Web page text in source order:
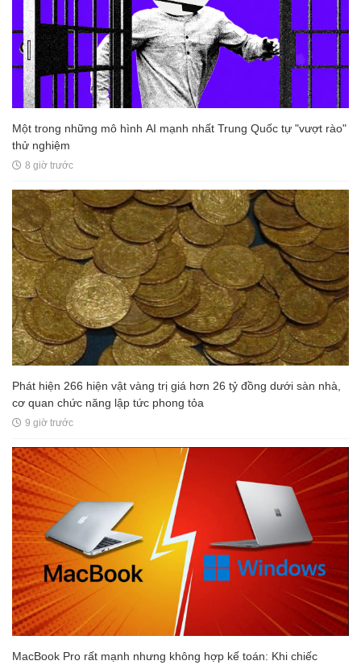
Một trong những mô hình AI mạnh nhất Trung Quốc tự "vượt rào"
thử nghiệm
8 giờ trước
Phát hiện 266 hiện vật vàng trị giá hơn 26 tỷ đồng dưới sàn nhà,
cơ quan chức năng lập tức phong tỏa
9 giờ trước
MacBook Pro rất mạnh nhưng không hợp kế toán: Khi chiếc